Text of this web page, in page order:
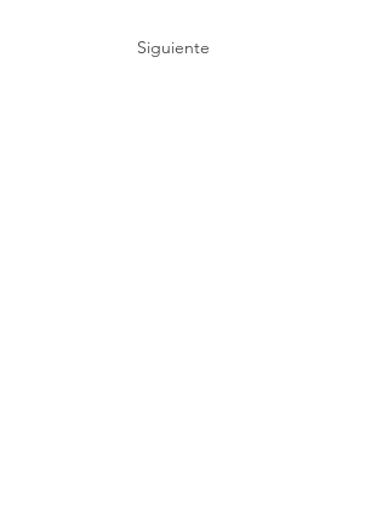
Siguiente